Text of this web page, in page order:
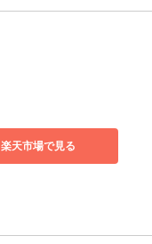
楽天市場で見る